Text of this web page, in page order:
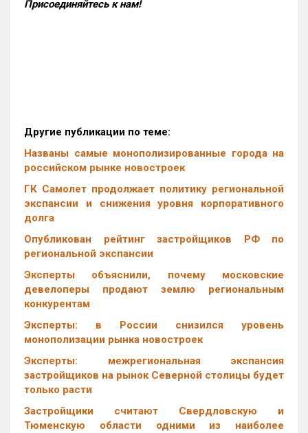
Присоединяйтесь к нам!
Другие публикации по теме:
Названы самые монополизированные города на
российском рынке новостроек
ГК Самолет продолжает политику региональной
экспансии и снижения уровня корпоративного
долга
Опубликован рейтинг застройщиков РФ по
региональной экспансии
Эксперты объяснили, почему московские
девелоперы продают землю региональным
конкурентам
Эксперты: в России снизился уровень
монополизации рынка новостроек
Эксперты: межрегиональная экспансия
застройщиков на рынок Северной столицы будет
только расти
Застройщики считают Свердловскую и
Тюменскую области одними из наиболее